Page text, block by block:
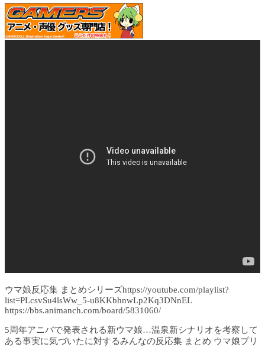
ウマ娘反応集 まとめシリーズhttps://youtube.com/playlist?
list=PLcsvSu4lsWw_5-u8KKbhnwLp2Kq3DNnEL
https://bbs.animanch.com/board/5831060/
5周年アニバで発表される新ウマ娘…温泉新シナリオを考察して
ある事実に気づいたに対するみんなの反応集 まとめ ウマ娘プリ